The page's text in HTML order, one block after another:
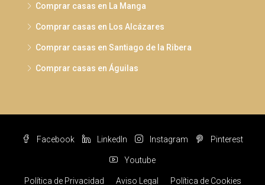
Comprar casas en La Manga
Comprar casas en Los Alcázares
Comprar casas en Santiago de la Ribera
Comprar casas en Águilas
Facebook LinkedIn Instagram Pinterest
Youtube
Política de Privacidad Aviso Legal Política de Cookies